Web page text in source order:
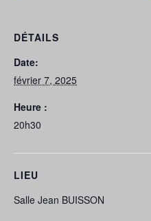
DÉTAILS
Date:
février 7, 2025
Heure :
20h30
LIEU
Salle Jean BUISSON